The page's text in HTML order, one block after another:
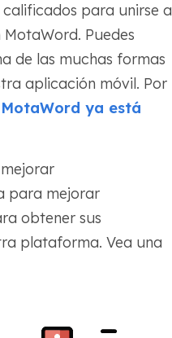
para unirse a
Puedes
de las muchas formas
aplicación móvil. Por
ya está
para mejorar
obtener sus
plataforma. Vea una